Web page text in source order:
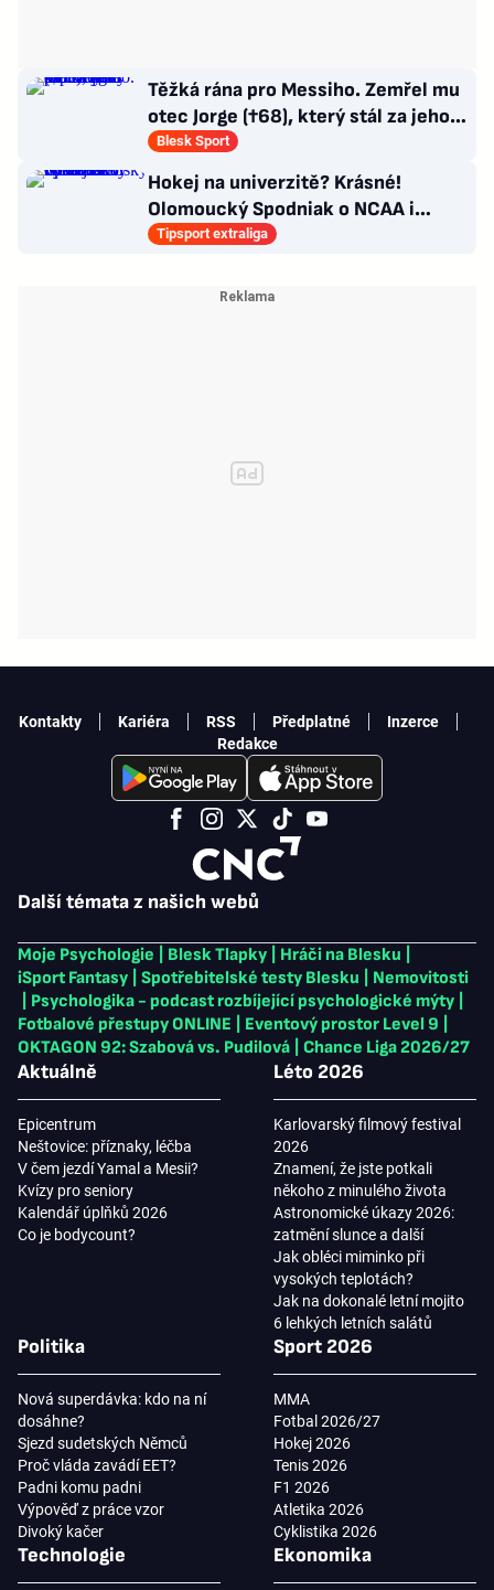
Těžká rána pro Messiho. Zemřel mu
otec Jorge (†68), který stál za jeho
úspěchy
Blesk Sport
Hokej na univerzitě? Krásné!
Olomoucký Spodniak o NCAA i
vysokoškolských titulech
Tipsport extraliga
Další témata z našich webů
Moje Psychologie Blesk Tlapky Hráči na Blesku
iSport Fantasy
Spotřebitelské testy Blesku
Nemovitosti
Psychologika - podcast rozbíjející psychologické mýty
Fotbalové přestupy ONLINE
Eventový prostor Level 9
OKTAGON 92: Szabová vs. Pudilová
Chance Liga 2026/27
Aktuálně
Epicentrum
Neštovice: příznaky, léčba
V čem jezdí Yamal a Mesii?
Kvízy pro seniory
Kalendář úplňků 2026
Co je bodycount?
Léto 2026
Karlovarský filmový festival
2026
Znamení, že jste potkali
někoho z minulého života
Astronomické úkazy 2026:
zatmění slunce a další
Jak obléci miminko při
vysokých teplotách?
Jak na dokonalé letní mojito
6 lehkých letních salátů
Politika
Nová superdávka: kdo na ní
dosáhne?
Sjezd sudetských Němců
Proč vláda zavádí EET?
Padni komu padni
Výpověď z práce vzor
Divoký kačer
Sport 2026
MMA
Fotbal 2026/27
Hokej 2026
Tenis 2026
F1 2026
Atletika 2026
Cyklistika 2026
Technologie Ekonomika
Kontakty Kariéra RSS Předplatné
Inzerce
Redakce